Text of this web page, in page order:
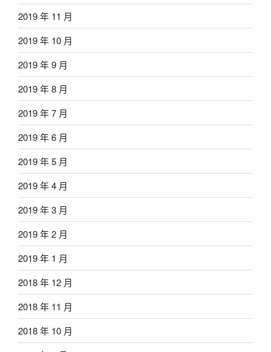
2019 年 11 月
2019 年 10 月
2019 年 9 月
2019 年 8 月
2019 年 7 月
2019 年 6 月
2019 年 5 月
2019 年 4 月
2019 年 3 月
2019 年 2 月
2019 年 1 月
2018 年 12 月
2018 年 11 月
2018 年 10 月